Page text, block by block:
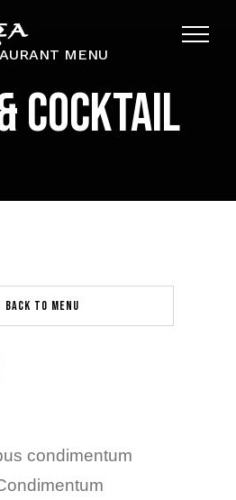
MENU
COCKTAIL
BACK TO MENU
condimentum